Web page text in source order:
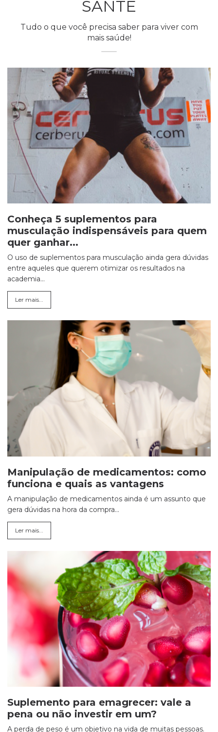
SANTÉ
Tudo o que você precisa saber para viver com
mais saúde!
Conheça 5 suplementos para
musculação indispensáveis para quem
quer ganhar...
O uso de suplementos para musculação ainda gera dúvidas
entre aqueles que querem otimizar os resultados na
academia...
Ler mais...
Manipulação de medicamentos: como
funciona e quais as vantagens
A manipulação de medicamentos ainda é um assunto que
gera dúvidas na hora da compra...
Ler mais...
Suplemento para emagrecer: vale a
pena ou não investir em um?
A perda de peso é um objetivo na vida de muitas pessoas.